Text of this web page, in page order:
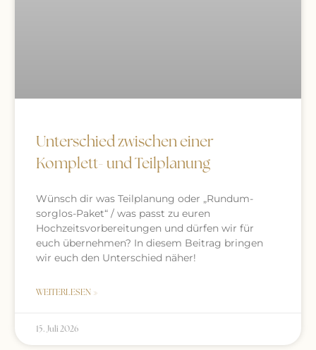
Unterschied zwischen einer
Komplett- und Teilplanung
Wünsch dir was Teilplanung oder „Rundum-
sorglos-Paket“ / was passt zu euren
Hochzeitsvorbereitungen und dürfen wir für
euch übernehmen? In diesem Beitrag bringen
wir euch den Unterschied näher!
WEITERLESEN »
15. Juli 2026